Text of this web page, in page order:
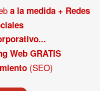
a la medida + Redes
Web GRATIS
(SEO)